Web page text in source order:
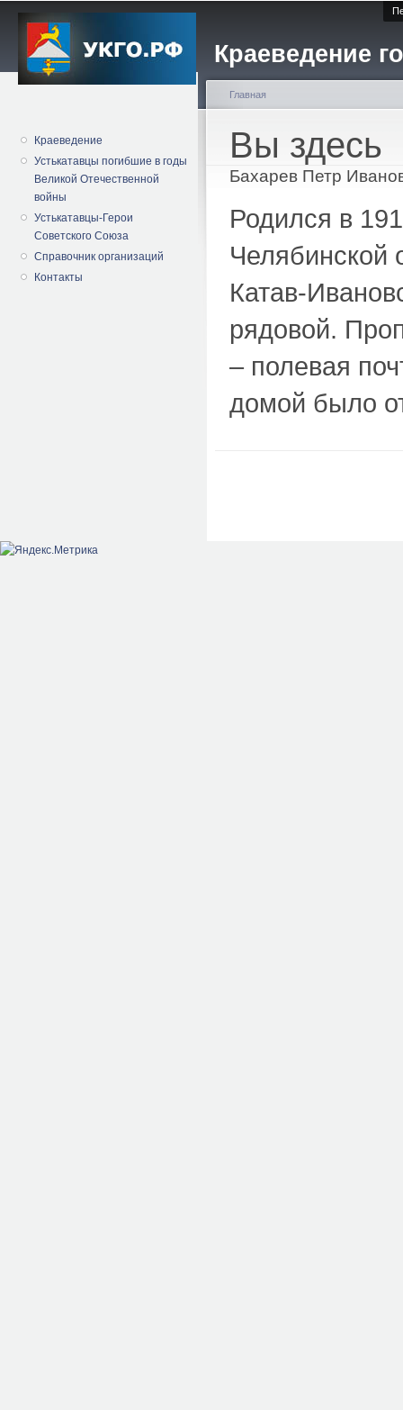
Краеведение
Краеведение
Устькатавцы погибшие в годы
Великой Отечественной
войны
Устькатавцы-Герои
Советского Союза
Справочник организаций
Контакты
Вы здесь
Главная
Бахарев Петр
Родился в
Челябинской
Катав-
рядовой.
– полевая
домой было